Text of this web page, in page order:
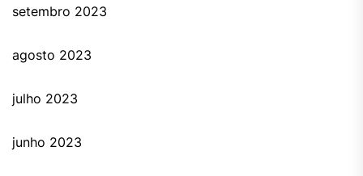
setembro 2023
agosto 2023
julho 2023
junho 2023